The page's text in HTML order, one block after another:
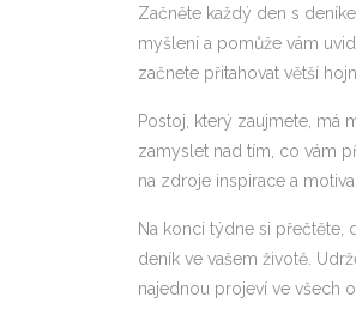
Začněte každý den s
myšlení a pomůže vám
začnete přitahovat větší
Postoj, který zaujmete, má
zamyslet nad tím, co vám
na zdroje inspirace a
Na konci týdne si přečtěte,
deník ve vašem životě.
najednou projeví ve všech